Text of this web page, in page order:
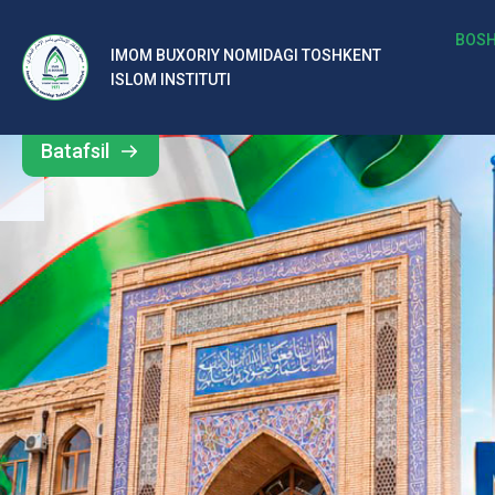
IMOM BUXORIY NOMIDAGI TOSHKENT
ISLOM INSTITUTI
b
al
ar
o‘
rt
a
si
d
Barcha
yangiliklar
Batafsil